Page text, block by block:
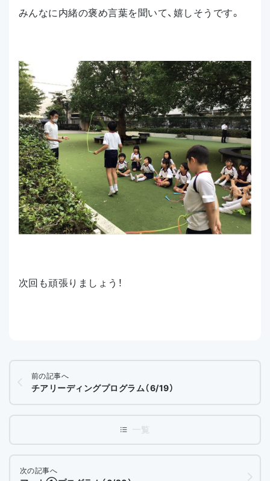
みんなに内緒の褒め言葉を聞いて、嬉しそうです。
次回も頑張りましょう！
前の記事へ
チアリーディングプログラム（6/19）
次の記事へ